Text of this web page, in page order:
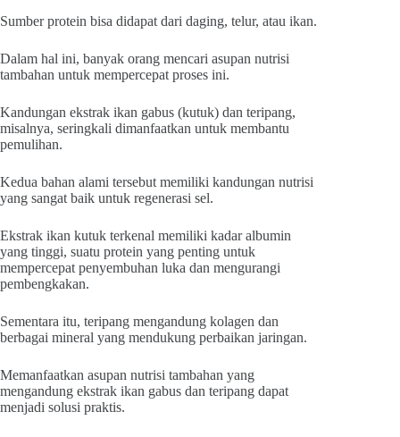
Sumber protein bisa didapat dari daging, telur, atau ikan.
Dalam hal ini, banyak orang mencari asupan nutrisi
tambahan untuk mempercepat proses ini.
Kandungan ekstrak ikan gabus (kutuk) dan teripang,
misalnya, seringkali dimanfaatkan untuk membantu
pemulihan.
Kedua bahan alami tersebut memiliki kandungan nutrisi
yang sangat baik untuk regenerasi sel.
Ekstrak ikan kutuk terkenal memiliki kadar albumin
yang tinggi, suatu protein yang penting untuk
mempercepat penyembuhan luka dan mengurangi
pembengkakan.
Sementara itu, teripang mengandung kolagen dan
berbagai mineral yang mendukung perbaikan jaringan.
Memanfaatkan asupan nutrisi tambahan yang
mengandung ekstrak ikan gabus dan teripang dapat
menjadi solusi praktis.